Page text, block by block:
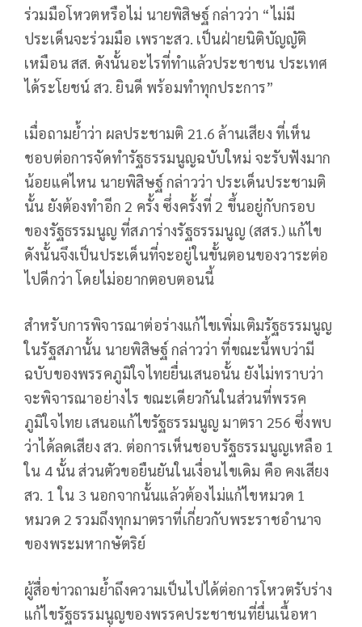
ร่วมมือโหวตหรือไม่ นายพิสิษฐ์ กล่าวว่า “ไม่มี
ประเด็นจะร่วมมือ เพราะสว. เป็นฝ่ายนิติบัญญัติ
เหมือน สส. ดังนั้นอะไรที่ทำแล้วประชาชน ประเทศ
ได้ระโยชน์ สว. ยินดี พร้อมทำทุกประการ”
เมื่อถามย้ำว่า ผลประชามติ 21.6 ล้านเสียง ที่เห็น
ชอบต่อการจัดทำรัฐธรรมนูญฉบับใหม่ จะรับฟังมาก
น้อยแค่ไหน นายพิสิษฐ์ กล่าวว่า ประเด็นประชามติ
นั้น ยังต้องทำอีก 2 ครั้ง ซึ่งครั้งที่ 2 ขึ้นอยู่กับกรอบ
ของรัฐธรรมนูญ ที่สภาร่างรัฐธรรมนูญ (สสร.) แก้ไข
ดังนั้นจึงเป็นประเด็นที่จะอยู่ในขั้นตอนของวาระต่อ
ไปดีกว่า โดยไม่อยากตอบตอนนี้
สำหรับการพิจารณาต่อร่างแก้ไขเพิ่มเติมรัฐธรรมนูญ
ในรัฐสภานั้น นายพิสิษฐ์ กล่าวว่า ที่ขณะนี้พบว่ามี
ฉบับของพรรคภูมิใจไทยยื่นเสนอนั้น ยังไม่ทราบว่า
จะพิจารณาอย่างไร ขณะเดียวกันในส่วนที่พรรค
ภูมิใจไทย เสนอแก้ไขรัฐธรรมนูญ มาตรา 256 ซึ่งพบ
ว่าได้ลดเสียง สว. ต่อการเห็นชอบรัฐธรรมนูญเหลือ 1
ใน 4 นั้น ส่วนตัวขอยืนยันในเงื่อนไขเดิม คือ คงเสียง
สว. 1 ใน 3 นอกจากนั้นแล้วต้องไม่แก้ไขหมวด 1
หมวด 2 รวมถึงทุกมาตราที่เกี่ยวกับพระราชอำนาจ
ของพระมหากษัตริย์
ผู้สื่อข่าวถามย้ำถึงความเป็นไปได้ต่อการโหวตรับร่าง
แก้ไขรัฐธรรมนูญของพรรคประชาชนที่ยื่นเนื้อหา